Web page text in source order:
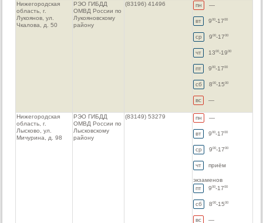
Нижегородская
область, г.
Лукоянов, ул.
Чкалова, д. 50
РЭО ГИБДД
ОМВД России по
Лукояновскому
району
(83196) 41496 пн —
вт 900 -1700
ср 900 -1700
чт 1300 -1900
пт 900 -1700
сб 800 -1500
вс —
Нижегородская
область, г.
Лысково, ул.
Мичурина, д. 98
РЭО ГИБДД
ОМВД России по
Лысковскому
району
(83149) 53279 пн —
вт 900 -1700
ср 900 -1700
чт приём
экзаменов
пт
900 -1700
сб 800 -1500
вс —